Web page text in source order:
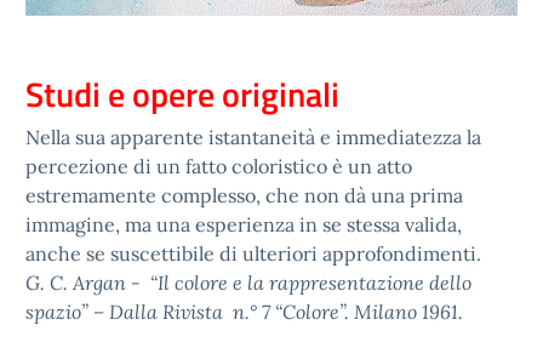
Studi e opere originali
Nella sua apparente istantaneità e immediatezza la
percezione di un fatto coloristico è un atto
estremamente complesso, che non dà una prima
immagine, ma una esperienza in se stessa valida,
anche se suscettibile di ulteriori approfondimenti.
G. C. Argan - “Il colore e la rappresentazione dello
spazio” – Dalla Rivista n.° 7 “Colore”. Milano 1961.